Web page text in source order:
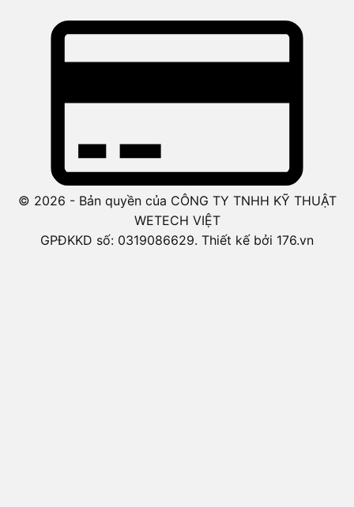
© 2026 - Bản quyền của CÔNG TY TNHH KỸ THUẬT
WETECH VIỆT
GPĐKKD số: 0319086629. Thiết kế bởi 176.vn